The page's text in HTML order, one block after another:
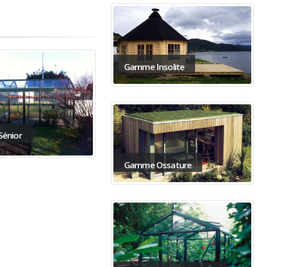
Gamme Insolite
Gamme Ossature